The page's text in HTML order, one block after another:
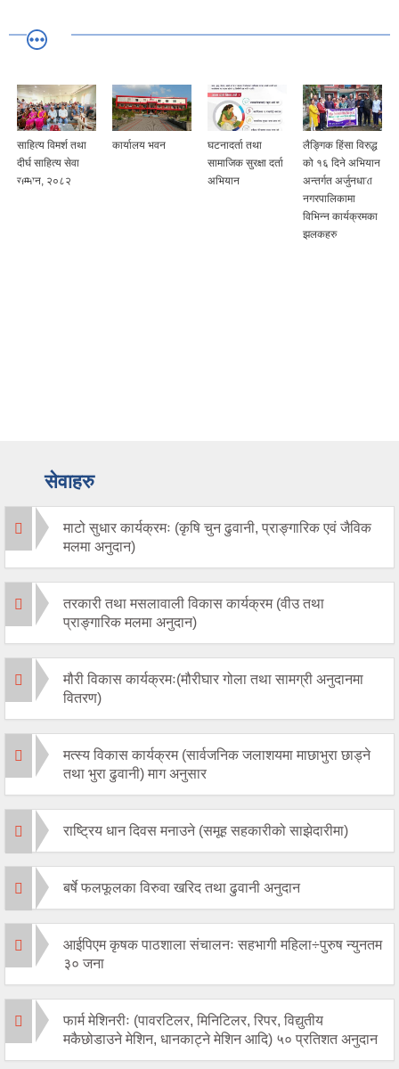
साहित्य विमर्श तथा
दीर्घ साहित्य सेवा
सम्मान, २०८२
कार्यालय भवन
घटनादर्ता तथा
सामाजिक सुरक्षा दर्ता
अभियान
लैङ्गिक हिंसा विरुद्ध
को १६ दिने अभियान
अन्तर्गत अर्जुनधारा
नगरपालिकामा
विभिन्न कार्यक्रमका
झलकहरु
सेवाहरु
माटो सुधार कार्यक्रमः (कृषि चुन ढुवानी, प्राङ्गारिक एवं जैविक
मलमा अनुदान)
तरकारी तथा मसलावाली विकास कार्यक्रम (वीउ तथा
प्राङ्गारिक मलमा अनुदान)
मौरी विकास कार्यक्रमः(मौरीघार गोला तथा सामग्री अनुदानमा
वितरण)
मत्स्य विकास कार्यक्रम (सार्वजनिक जलाशयमा माछाभुरा छाड्ने
तथा भुरा ढुवानी) माग अनुसार
राष्ट्रिय धान दिवस मनाउने (समूह सहकारीको साझेदारीमा)
बर्षे फलफूलका विरुवा खरिद तथा ढुवानी अनुदान
आईपिएम कृषक पाठशाला संचालनः सहभागी महिला÷पुरुष न्युनतम
३० जना
फार्म मेशिनरीः (पावरटिलर, मिनिटिलर, रिपर, विद्युतीय
मकैछोडाउने मेशिन, धानकाट्ने मेशिन आदि) ५० प्रतिशत अनुदान